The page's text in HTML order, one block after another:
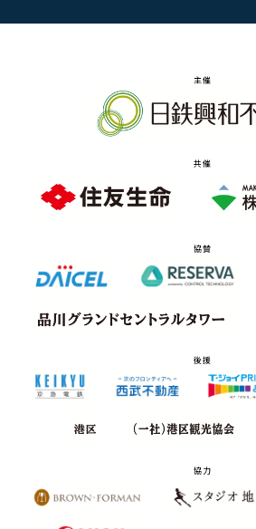
主催
共催
協賛
後援
協力